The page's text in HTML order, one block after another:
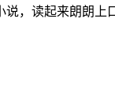
，读起来朗朗上